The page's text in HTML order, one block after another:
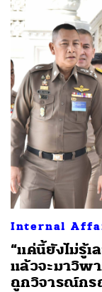
Internal
“แค่นี้ยังไม่รู้เ
แล้วจะมาวิพ
ถูกวิจารณ์กร